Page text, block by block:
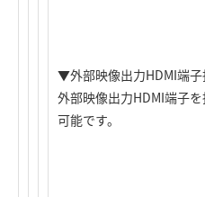
▼外部映像出力HDMI端子
外部映像出力HDMI端子
可能です。